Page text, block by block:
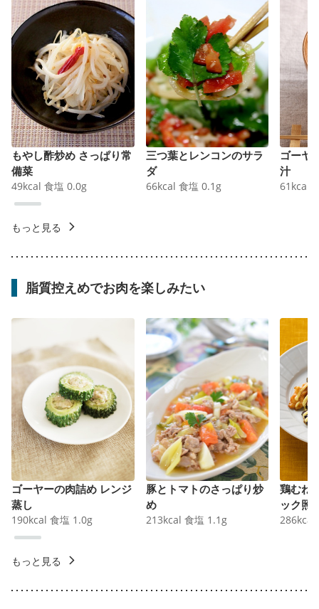
もやし酢炒め さっぱり常
備菜
49kcal 食塩 0.0g
三つ葉とレンコンのサラ
ダ
66kcal 食塩 0.1 g
ゴーヤ
汁
61 kcal
もっと見る
脂質控えめでお肉を楽しみたい
ゴーヤーの肉詰め レンジ
蒸し
190kcal 食塩 1.0g
豚とトマトのさっぱり炒
め
213kcal 食塩 1.1 g
鶏むね
ック照
286kcal
もっと見る